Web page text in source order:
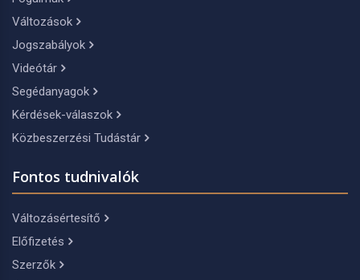
Változások
Jogszabályok
Videótár
Segédanyagok
Kérdések-válaszok
Közbeszerzési Tudástár
Fontos tudnivalók
Változásértesítő
Előfizetés
Szerzők